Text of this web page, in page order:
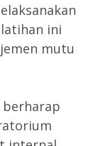
ini
mutu